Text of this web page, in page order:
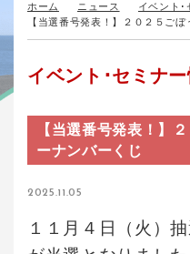
ホーム ニュース
イベント･
【当選番号発表！】２０２５ご
イベント･セミナー
【当選番号発表！】
ーナンバーくじ
2025.11.05
１１月４日（火）